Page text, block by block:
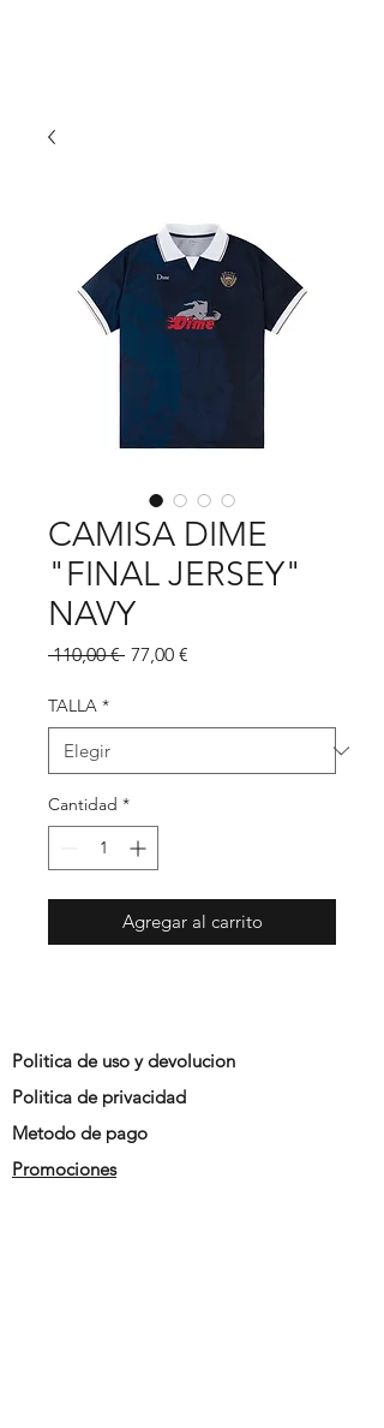
CAMISA DIME
"FINAL JERSEY"
NAVY
110,00 € Precio
77,00 €
TALLA *
Cantidad *
Agregar al carrito
Politica de uso y devolucion
Politica de privacidad
Metodo de pago
Promociones